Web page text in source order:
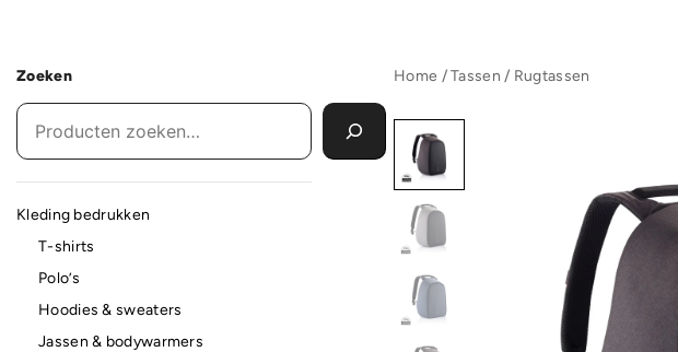
Home /Tassen / Rugtassen
Zoeken
Kleding bedrukken
T-shirts
Polo’s
Hoodies & sweaters
Jassen & bodywarmers